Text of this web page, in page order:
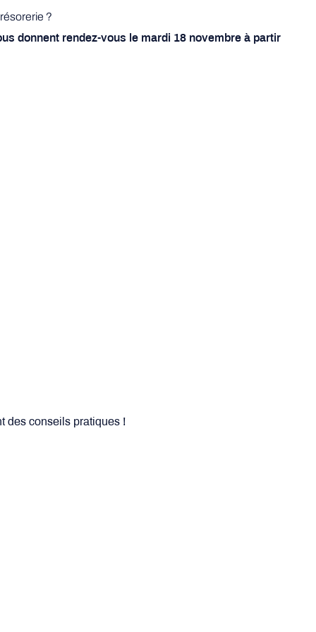
?
donnent rendez-vous le mardi 18 novembre à partir
des conseils pratiques !